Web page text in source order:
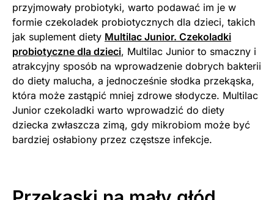
przyjmowały probiotyki, warto podawać im je w
formie czekoladek probiotycznych dla dzieci, takich
jak suplement diety Multilac Junior. Czekoladki
probiotyczne dla dzieci, Multilac Junior to smaczny i
atrakcyjny sposób na wprowadzenie dobrych bakterii
do diety malucha, a jednocześnie słodka przekąska,
która może zastąpić mniej zdrowe słodycze. Multilac
Junior czekoladki warto wprowadzić do diety
dziecka zwłaszcza zimą, gdy mikrobiom może być
bardziej osłabiony przez częstsze infekcje.